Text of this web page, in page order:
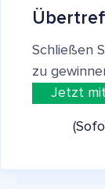
Schließen
zu
Jetzt